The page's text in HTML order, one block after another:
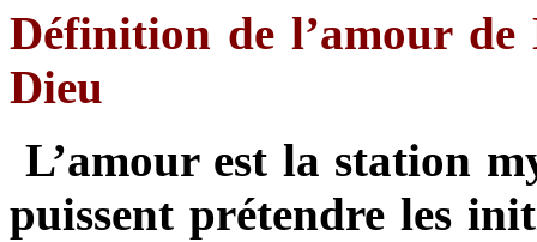
Définition de l’amour de
Dieu
L’amour est la station
puissent prétendre les